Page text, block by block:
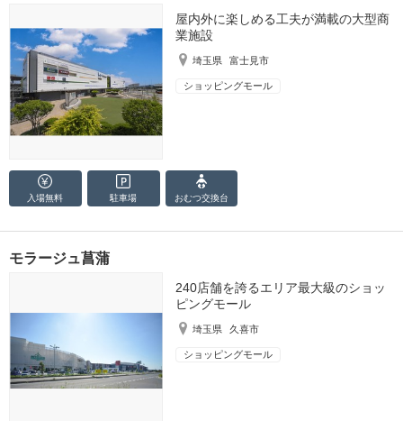
屋内外に楽しめる工夫が満載の大型商
業施設
埼玉県 富士見市
ショッピングモール
入場無料 駐車場 おむつ交換台
モラージュ菖蒲
240店舗を誇るエリア最大級のショッ
ピングモール
埼玉県 久喜市
ショッピングモール